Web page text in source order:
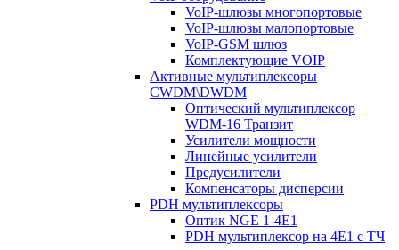
VoIP-шлюзы многопортовые
VoIP-шлюзы малопортовые
VoIP-GSM шлюз
Комплектующие VOIP
Активные мультиплексоры
CWDM\DWDM
Оптический мультиплексор
WDM-16 Транзит
Усилители мощности
Линейные усилители
Предусилители
Компенсаторы дисперсии
PDH мультиплексоры
Оптик NGE 1-4E1
PDH мультиплексор на 4Е1 с ТЧ